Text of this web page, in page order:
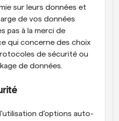
sur leurs données et
de vos données
pas à la merci de
qui concerne des choix
de sécurité ou
de données.
d'options auto-